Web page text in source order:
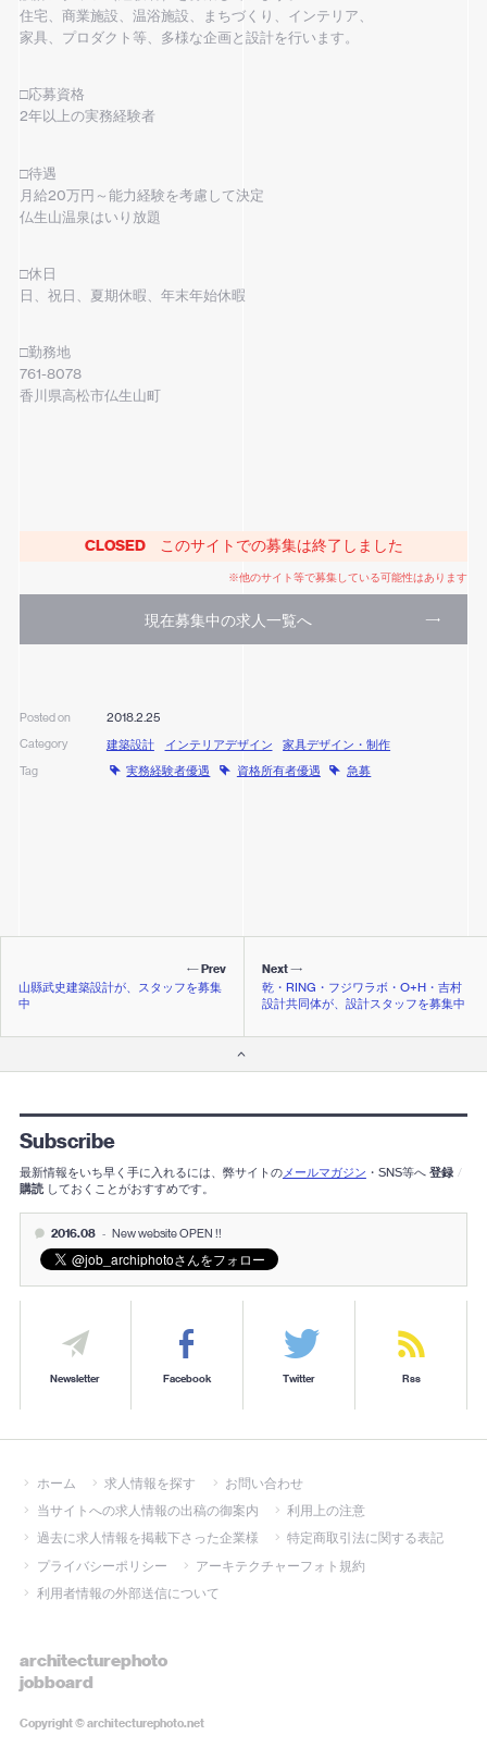
住宅、商業施設、温浴施設、まちづくり、インテリア、
家具、プロダクト等、多様な企画と設計を行います。
□応募資格
2年以上の実務経験者
□待遇
月給20万円～能力経験を考慮して決定
仏生山温泉はいり放題
□休日
日、祝日、夏期休暇、年末年始休暇
□勤務地
761-8078
香川県高松市仏生山町
CLOSED このサイトでの募集は終了しました
※他のサイト等で募集している可能性はあります
現在募集中の求人一覧へ
Posted on 2018.2.25
Category 建築設計 インテリアデザイン 家具デザイン・制作
Tag 実務経験者優遇 資格所有者優遇 急募
Next
乾・RING・フジワラボ・o+h・吉村
設計共同体が、設計スタッフを募集中
Prev
山縣武史建築設計が、スタッフを募集
中
Subscribe
最新情報をいち早く手に入れるには、弊サイトのメールマガジン ・SNS等へ 登録 /
購読 しておくことがおすすめです。
2016.08 - New website OPEN !!
Newsletter Facebook Twitter Rss
ホーム 求人情報を探す
お問い合わせ
当サイトへの求人情報の出稿の御案内
利用上の注意
過去に求人情報を掲載下さった企業様
特定商取引法に関する表記
プライバシーポリシー
アーキテクチャーフォト規約
利用者情報の外部送信について
architecturephoto
jobboard
Copyright ©architecturephoto.net